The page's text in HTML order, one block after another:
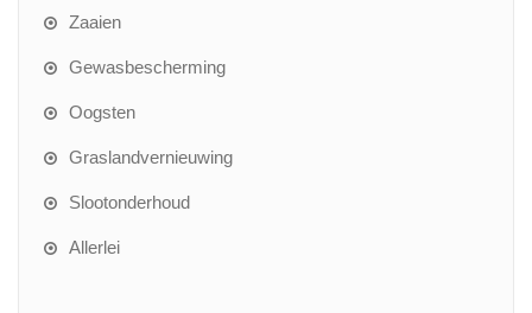
Zaaien
Gewasbescherming
Oogsten
Graslandvernieuwing
Slootonderhoud
Allerlei